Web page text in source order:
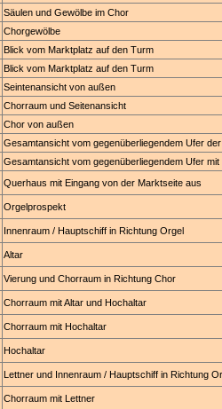
Säulen und Gewölbe im Chor
Chorgewölbe
Blick vom Marktplatz auf den Turm
Blick vom Marktplatz auf den Turm
Seintenansicht von außen
Chorraum und Seitenansicht
Chor von außen
Gesamtansicht vom gegenüberliegendem Ufer
Gesamtansicht vom gegenüberliegendem Ufer
Querhaus mit Eingang von der Marktseite aus
Orgelprospekt
Innenraum / Hauptschiff in Richtung Orgel
Altar
Vierung und Chorraum in Richtung Chor
Chorraum mit Altar und Hochaltar
Chorraum mit Hochaltar
Hochaltar
Lettner und Innenraum / Hauptschiff in Richtung
Chorraum mit Lettner